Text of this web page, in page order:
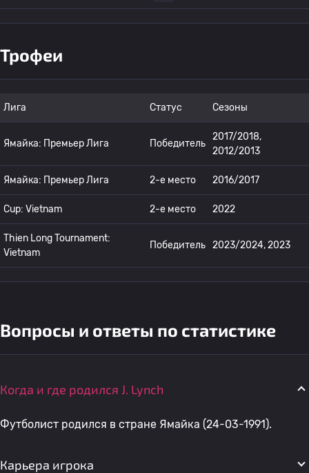
Трофеи
Лига Статус Сезоны
Ямайка: Премьер Лига Победитель
2017/2018,
2012/2013
Ямайка: Премьер Лига 2-е место 2016/2017
Cup: Vietnam 2-е место 2022
Thien Long Tournament:
Vietnam
Победитель 2023/2024, 2023
Вопросы и ответы по статистике
Когда и где родился J. Lynch
Футболист родился в стране Ямайка (24-03-1991).
Карьера игрока